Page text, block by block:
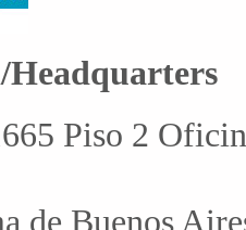
Piso 2
de Buenos